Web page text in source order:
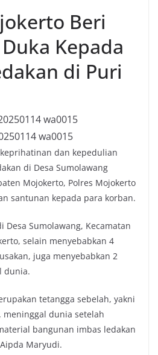
Beri
Kepada
di Puri
wa0015
keprihatinan dan kepedulian
di Desa Sumolawang
Mojokerto, Polres Mojokerto
santunan kepada para korban.
Desa Sumolawang, Kecamatan
selain menyebabkan 4
juga menyebabkan 2
dunia.
tetangga sebelah, yakni
meninggal dunia setelah
bangunan imbas ledakan
Maryudi.